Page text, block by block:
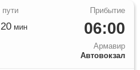
06:00
Армавир
Автовокзал
20 мин